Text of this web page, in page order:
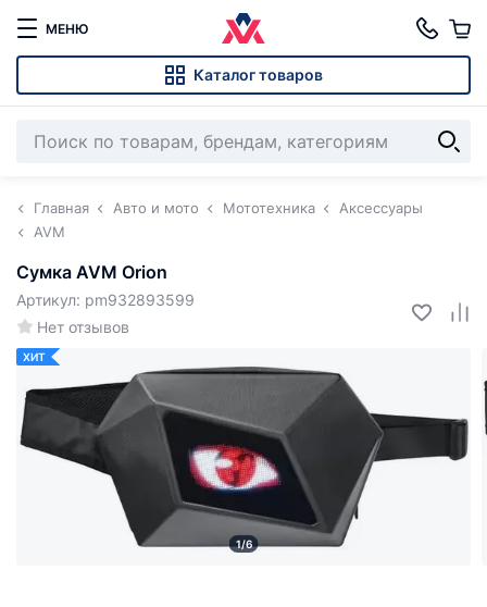
МЕНЮ
Каталог товаров
Главная Авто и мото Мототехника
Аксессуары
AVM
Сумка AVM Orion
Нет отзывов
Артикул: pm932893599
ХИТ
1/6